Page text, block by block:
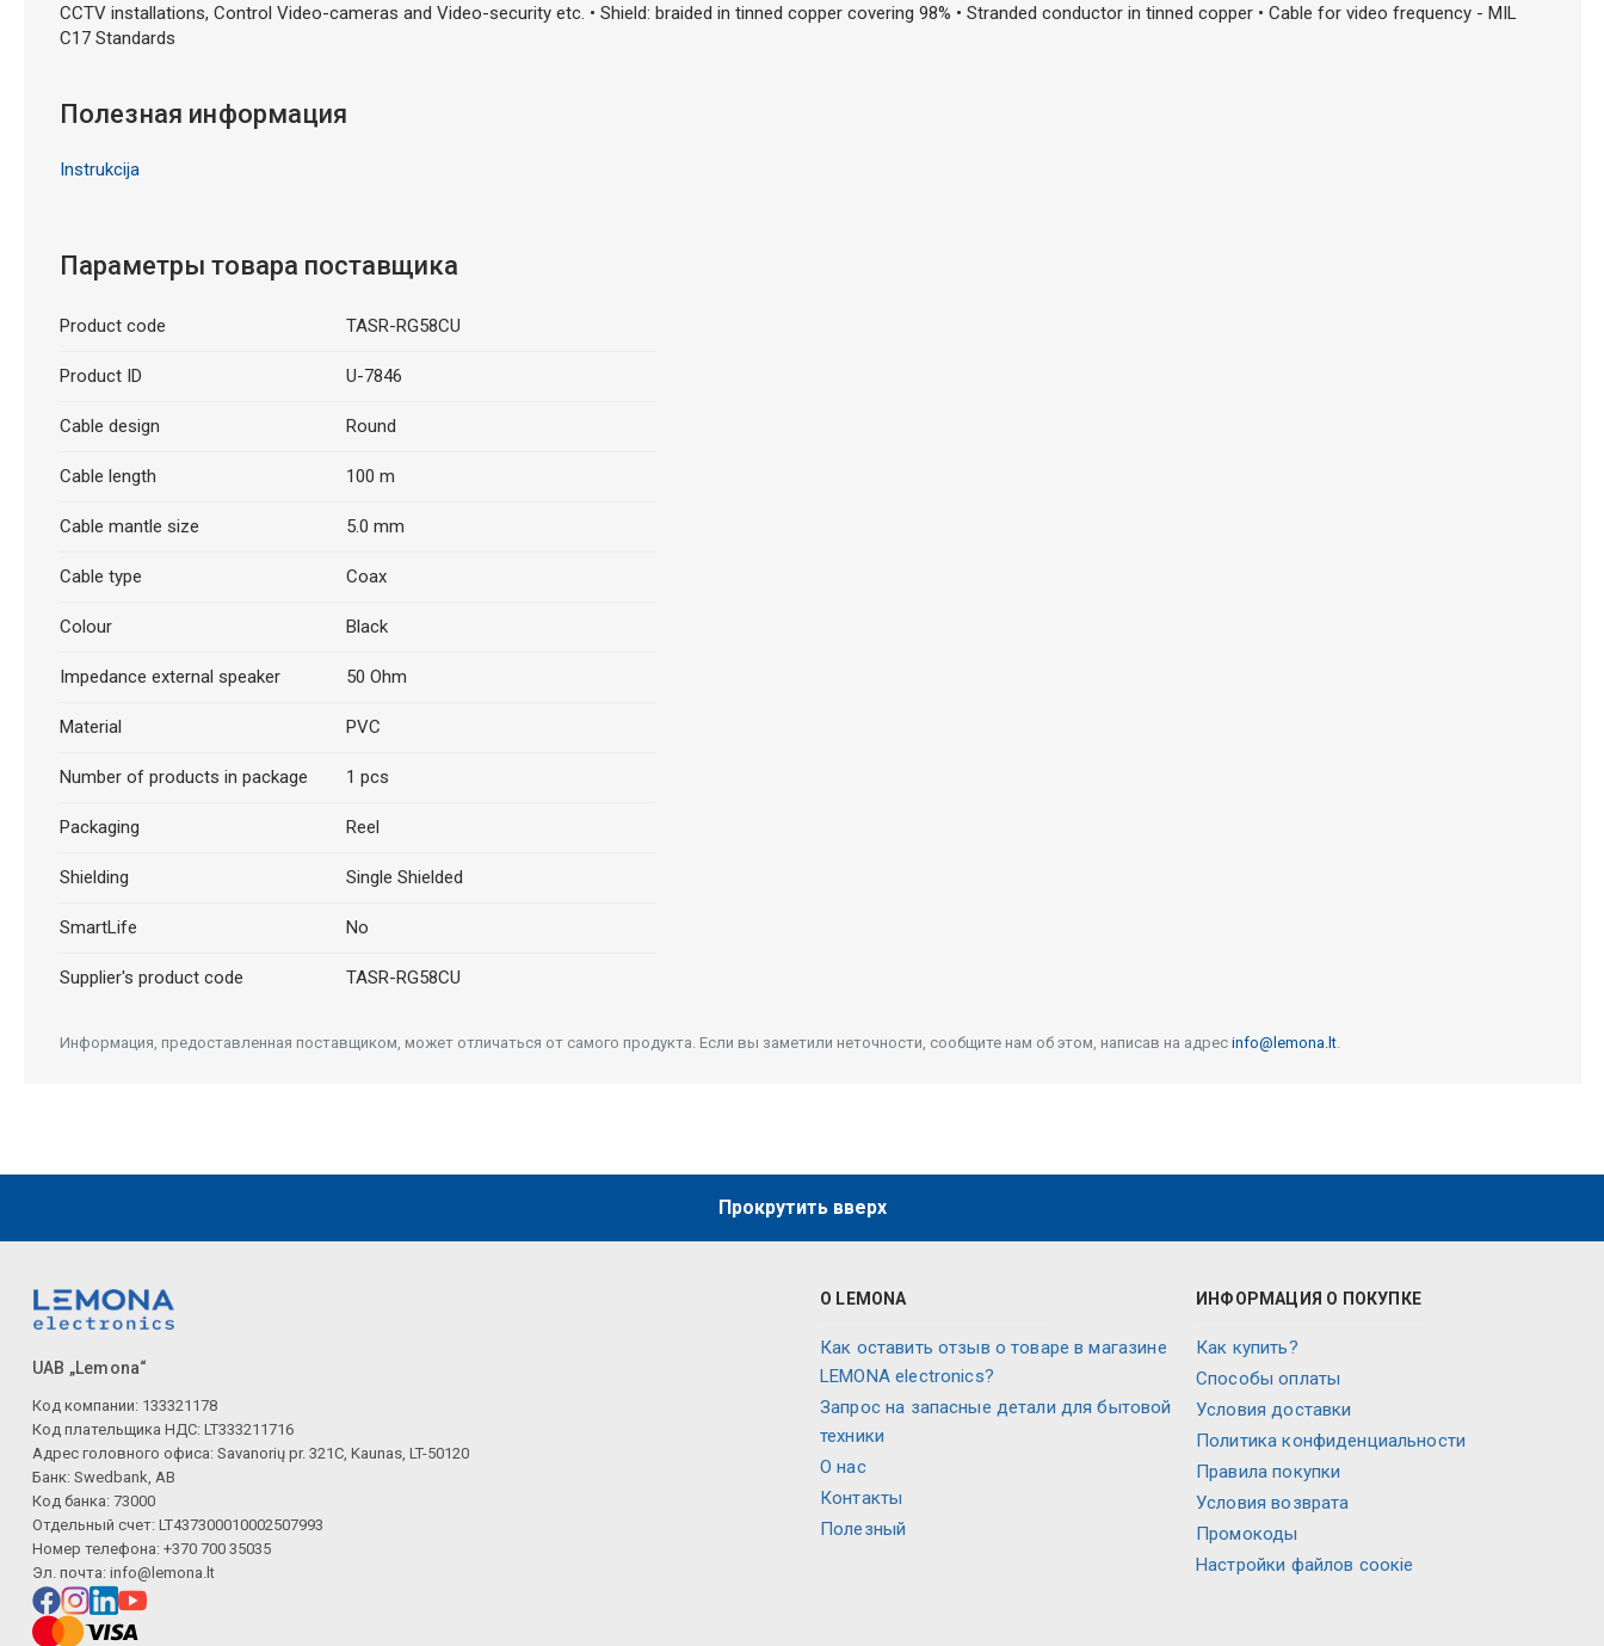
CCTV installations, Control Video-cameras and Video-security etc. • Shield: braided in tinned copper covering 98% • Stranded conductor in tinned copper • Cable for video frequency - MIL
C17 Standards
Полезная информация
Instrukcija
Параметры товара поставщика
Product code TASR-RG58CU
Product ID U-7846
Cable design Round
Cable length 100 m
Cable mantle size 5.0 mm
Cable type Coax
Colour Black
Impedance external speaker 50 Ohm
Material PVC
Number of products in package 1 pcs
Packaging Reel
Shielding Single Shielded
SmartLife No
Supplier's product code TASR-RG58CU
Информация, предоставленная поставщиком, может отличаться от самого продукта. Если вы заметили неточности, сообщите нам об этом, написав на адрес info@lemona.lt.
Прокрутить вверх
UAB „Lemona“
Код компании: 133321178
Код плательщика НДС: LT333211716
Адрес головного офиса: Savanorių pr. 321C, Kaunas, LT-50120
Банк: Swedbank, AB
Код банка: 73000
Отдельный счет: LT437300010002507993
Номер телефона: +370 700 35035
Эл. почта: info@lemona.lt
О LEMONA
Как оставить отзыв о товаре в магазине
LEMONA electronics?
Запрос на запасные детали для бытовой
техники
O нас
Контакты
Полезный
ИНФОРМАЦИЯ О ПОКУПКЕ
Как купить?
Способы оплаты
Условия доставки
Политика конфиденциальности
Правила покупки
Условия возврата
Промокоды
Настройки файлов соокіе